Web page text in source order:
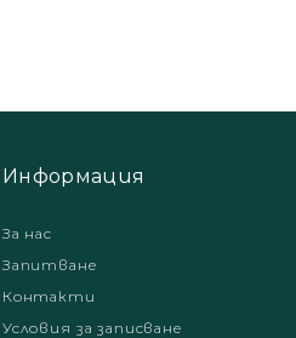
Информация
За нас
Запитване
Контакти
Условия за записване